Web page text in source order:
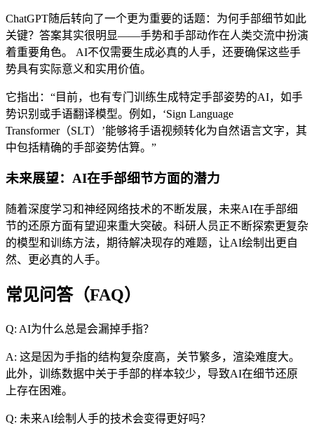
ChatGPT随后转向了一个更为重要的话题：为何手部细节如此
关键？答案其实很明显——手势和手部动作在人类交流中扮演
着重要角色。 AI不仅需要生成必真的人手，还要确保这些手
势具有实际意义和实用价值。
它指出：“目前，也有专门训练生成特定手部姿势的AI，如手
势识别或手语翻译模型。例如，‘Sign Language
Transformer（SLT）’能够将手语视频转化为自然语言文字，其
中包括精确的手部姿势估算。”
未来展望：AI在手部细节方面的潜力
随着深度学习和神经网络技术的不断发展，未来AI在手部细
节的还原方面有望迎来重大突破。科研人员正不断探索更复杂
的模型和训练方法，期待解决现存的难题，让AI绘制出更自
然、更必真的人手。
常见问答（FAQ）
Q: AI为什么总是会漏掉手指？
A: 这是因为手指的结构复杂度高，关节繁多，渲染难度大。
此外，训练数据中关于手部的样本较少，导致AI在细节还原
上存在困难。
Q: 未来AI绘制人手的技术会变得更好吗？